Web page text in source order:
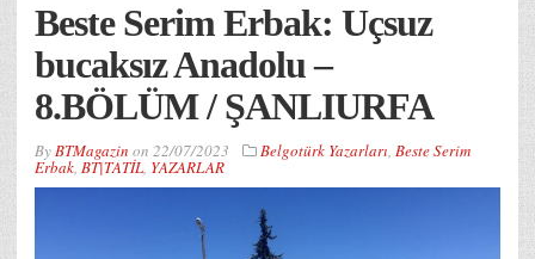
Beste Serim Erbak: Uçsuz
bucaksız Anadolu –
8.BÖLÜM / ŞANLIURFA
ByBTMagazin on 22/07/2023 Belgotürk Yazarları, Beste Serim
Erbak, BT|TATİL, YAZARLAR